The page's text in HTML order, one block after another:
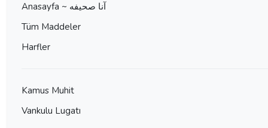
Anasayfa ~ آنا صحيفه
Tüm Maddeler
Harfler
Kamus Muhit
Vankulu Lugatı